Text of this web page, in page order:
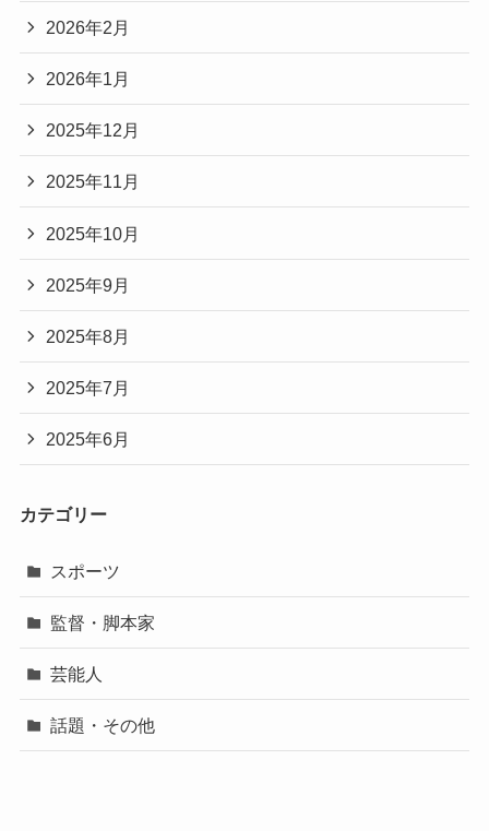
2026年2月
2026年1月
2025年12月
2025年11月
2025年10月
2025年9月
2025年8月
2025年7月
2025年6月
カテゴリー
スポーツ
監督・脚本家
芸能人
話題・その他